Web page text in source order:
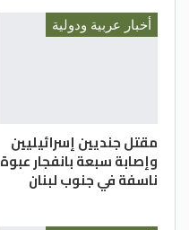
أخبار عربية ودولية
مقتل جنديين إسرائيليين
وإصابة سبعة بانفجار عبوة
ناسفة في جنوب لبنان